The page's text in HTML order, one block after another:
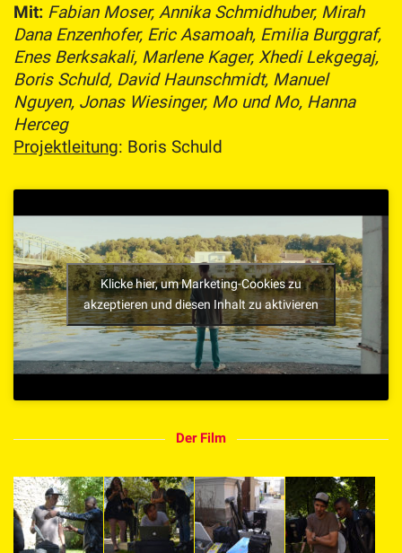
Mit: Fabian Moser, Annika Schmidhuber, Mirah
Dana Enzenhofer, Eric Asamoah, Emilia Burggraf,
Enes Berksakali, Marlene Kager, Xhedi Lekgegaj,
Boris Schuld, David Haunschmidt, Manuel
Nguyen, Jonas Wiesinger, Mo und Mo, Hanna
Herceg
Projektleitung: Boris Schuld
Klicke hier, um Marketing-Cookies zu
akzeptieren und diesen Inhalt zu aktivieren
Der Film